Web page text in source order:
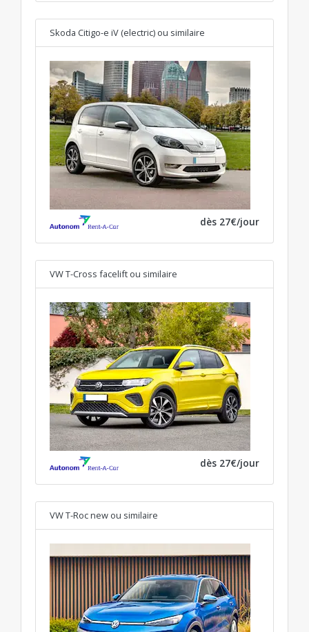
Skoda Citigo-e iV (electric) ou similaire
dès 27€/jour
VW T-Cross facelift ou similaire
dès 27€/jour
VW T-Roc new ou similaire